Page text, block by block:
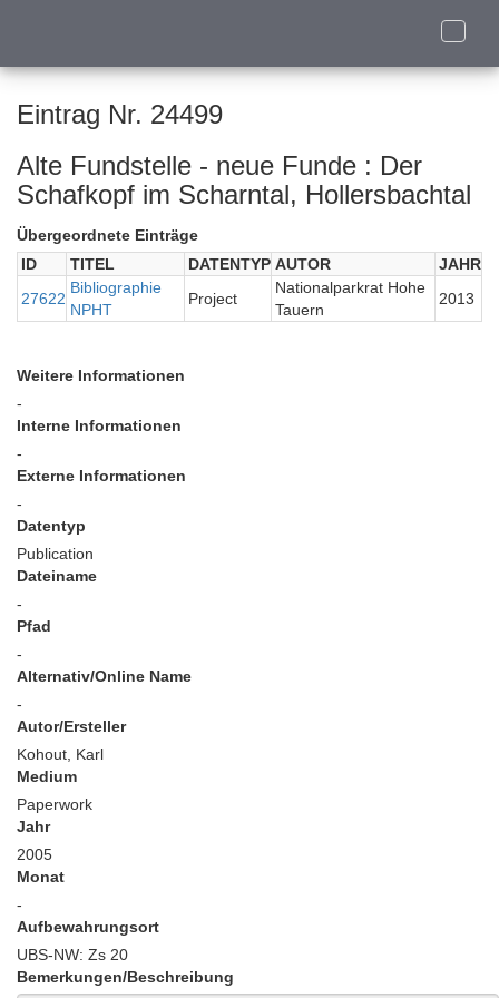
Toggle
Eintrag Nr. 24499
Alte Fundstelle - neue Funde : Der
Schafkopf im Scharntal, Hollersbachtal
Übergeordnete Einträge
ID
TITEL DATENTYP AUTOR
JAHR
27622
Bibliographie
NPHT
Project
Nationalparkrat Hohe
Tauern
2013
Weitere Informationen
-
Interne Informationen
-
Externe Informationen
-
Datentyp
Publication
Dateiname
-
Pfad
-
Alternativ/Online Name
-
Autor/Ersteller
Kohout, Karl
Medium
Paperwork
Jahr
2005
Monat
-
Aufbewahrungsort
UBS-NW: Zs 20
Bemerkungen/Beschreibung